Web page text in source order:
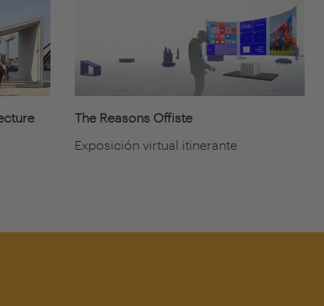
The Reasons Offiste
Exposición virtual itinerante